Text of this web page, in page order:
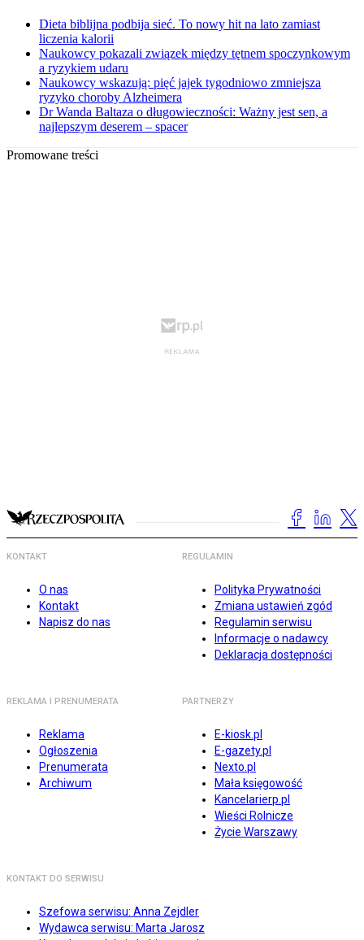
Dieta biblijna podbija sieć. To nowy hit na lato zamiast
liczenia kalorii
Naukowcy pokazali związek między tętnem spoczynkowym
a ryzykiem udaru
Naukowcy wskazują: pięć jajek tygodniowo zmniejsza
ryzyko choroby Alzheimera
Dr Wanda Baltaza o długowieczności: Ważny jest sen, a
najlepszym deserem – spacer
Promowane treści
KONTAKT
O nas
Kontakt
Napisz do nas
REGULAMIN
Polityka Prywatności
Zmiana ustawień zgód
Regulamin serwisu
Informacje o nadawcy
Deklaracja dostępności
REKLAMA I PRENUMERATA
Reklama
Ogłoszenia
Prenumerata
Archiwum
PARTNERZY
E-kiosk.pl
E-gazety.pl
Nexto.pl
Mała księgowość
Kancelarierp.pl
Wieści Rolnicze
Życie Warszawy
KONTAKT DO SERWISU
Szefowa serwisu: Anna Zejdler
Wydawca serwisu: Marta Jarosz